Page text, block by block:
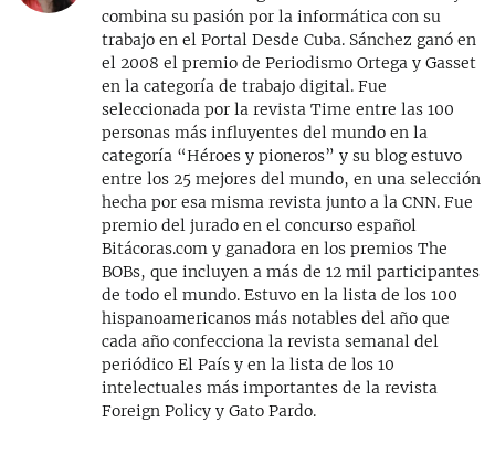
combina su pasión por la informática con su
trabajo en el Portal Desde Cuba. Sánchez ganó en
el 2008 el premio de Periodismo Ortega y Gasset
en la categoría de trabajo digital. Fue
seleccionada por la revista Time entre las 100
personas más influyentes del mundo en la
categoría “Héroes y pioneros” y su blog estuvo
entre los 25 mejores del mundo, en una selección
hecha por esa misma revista junto a la CNN. Fue
premio del jurado en el concurso español
Bitácoras.com y ganadora en los premios The
BOBs, que incluyen a más de 12 mil participantes
de todo el mundo. Estuvo en la lista de los 100
hispanoamericanos más notables del año que
cada año confecciona la revista semanal del
periódico El País y en la lista de los 10
intelectuales más importantes de la revista
Foreign Policy y Gato Pardo.